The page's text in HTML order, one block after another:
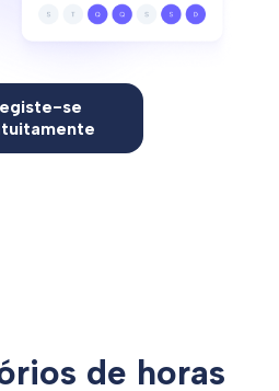
se
de horas